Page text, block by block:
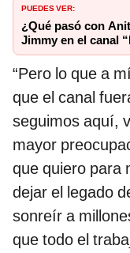
PUEDES VER:
¿Qué pasó con
Jimmy en el canal
“Pero lo que a
que el canal
seguimos aquí,
mayor
que quiero para
dejar el legado
sonreír a
que todo el